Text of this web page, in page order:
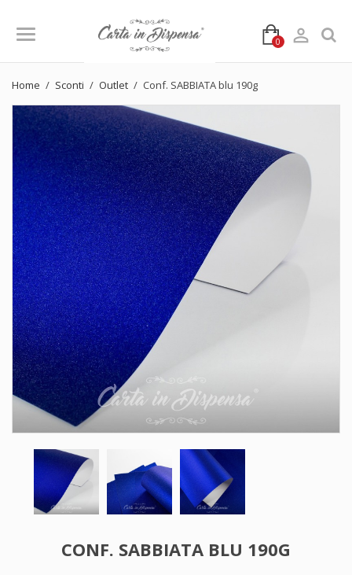
0 
Home Sconti Outlet Conf. SABBIATA blu 190g
CONF. SABBIATA BLU 190G